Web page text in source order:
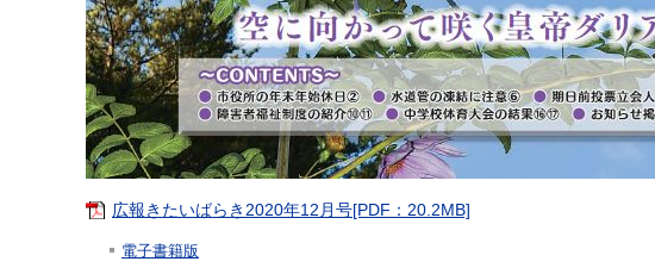
広報きたいばらき2020年12月号[PDF：20.2MB]
電子書籍版